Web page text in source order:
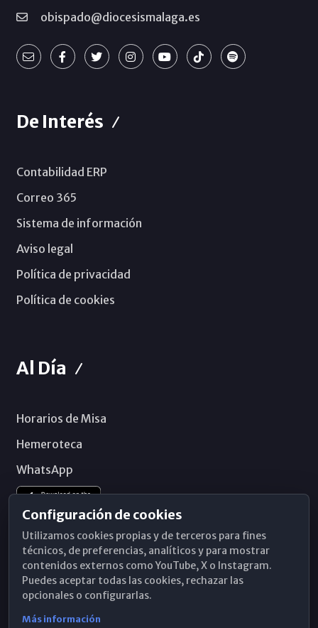
obispado@diocesismalaga.es
De Interés
Contabilidad ERP
Correo 365
Sistema de información
Aviso legal
Política de privacidad
Política de cookies
Al Día
Horarios de Misa
Hemeroteca
WhatsApp
Configuración de cookies
Utilizamos cookies propias y de terceros para fines
técnicos, de preferencias, analíticos y para mostrar
contenidos externos como YouTube, X o Instagram.
Puedes aceptar todas las cookies, rechazar las
opcionales o configurarlas.
Más información